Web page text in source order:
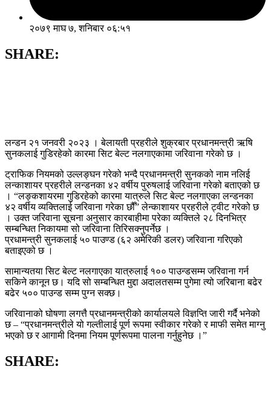
२०७९ माघ ७, शनिबार ०६:५१
SHARE:
लन्डन २१ जनवरी २०२३ । बेलायती प्रहरीले शुक्रबार प्रधानमन्त्री ऋषि
सुनकलाई गुडिरहेको कारमा सिट बेल्ट नलगाएकामा जरिवाना गरेको छ ।
ट्राफिक नियमको उल्लङ्घन गरेको भन्दै प्रधानमन्त्री सुनकको नाम नलिई
लन्काशायर प्रहरीले लन्डनका ४२ वर्षीय पुरुषलाई जरिवाना गरेको बताएको छ
। “लङ्कशायरमा गुडिरहेको कारमा यात्रुले सिट बेल्ट नलगाएका लन्डनका
४२ वर्षीय व्यक्तिलाई जरिवाना गरेका छौँ” लेन्काशायर प्रहरीले ट्वीट गरेको छ
। उक्त जरिवाना सूचना अनुसार कारबाहीमा परेका व्यक्तिले २८ दिनभित्र
सम्बन्धित निकायमा सो जरिवाना तिरिसक्नुपर्नेछ ।
प्रधामन्त्री सुनकलाई ५० पाउण्ड (६२ अमेरिकी डलर) जरिवाना गरिएको
बताइएको छ ।
सामान्यतया सिट बेल्ट नलगाएका यात्रुलाई १०० पाउन्डसम्म जरिवाना गर्न
सकिने कानून छ। यदि सो सम्बन्धित मुद्दा अदालतसम्म पुगेमा त्यो जरिबाना बढेर
बढेर ५०० पाउन्ड सम्म पुग्न सक्छ।
जरिवानाको घोषणा लगत्तै प्रधानमन्त्रीको कार्यालयले विज्ञप्ति जारी गर्दै भनेको
छ – “प्रधानमन्त्रीले यो गल्तीलाई पूर्ण रूपमा स्वीकार गरेको र माफी समेत माग्नु
भएको छ र आगामी दिनमा नियम पूर्णरूपमा पालना गर्नुहुनेछ ।”
SHARE: